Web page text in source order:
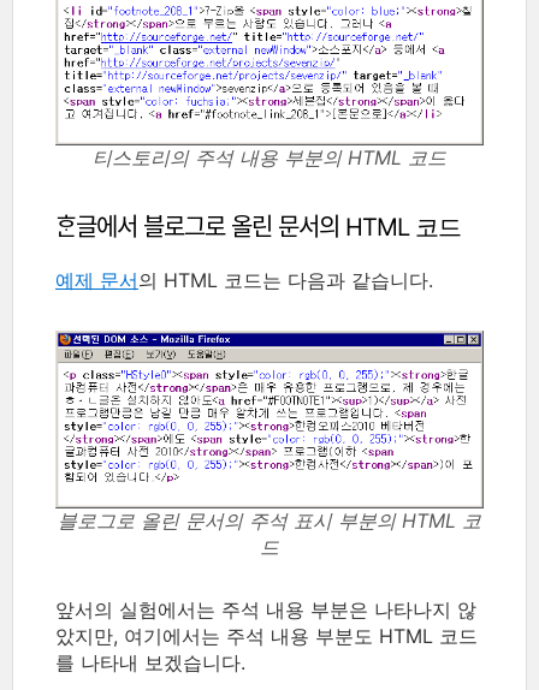
티스토리의 주석 내용 부분의 HTML 코드
ᄒᆞᆫ글에서 블로그로 올린 문서의 HTML 코드
예제 문서의 HTML 코드는 다음과 같습니다.
블로그로 올린 문서의 주석 표시 부분의 HTML 코
드
앞서의 실험에서는 주석 내용 부분은 나타나지 않
았지만, 여기에서는 주석 내용 부분도 HTML 코드
를 나타내 보겠습니다.